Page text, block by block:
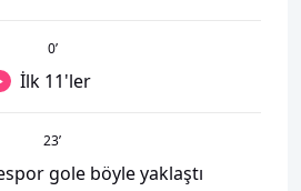
0’
İlk 11'ler
23’
gole böyle yaklaştı